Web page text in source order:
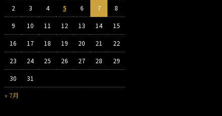
« 7月
2 3 4 5 6 7 8
9 10 11 12 13 14 15
16 17 18 19 20 21 22
23 24 25 26 27 28 29
30 31